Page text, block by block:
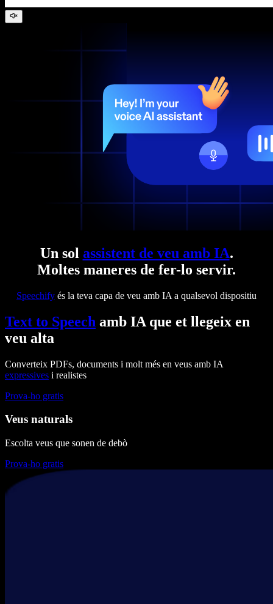
Un sol assistent de veu amb IA.
Moltes maneres de fer-lo servir.
Speechify és la teva capa de veu amb IA a qualsevol dispositiu
Text to Speech amb IA que et llegeix en
veu alta
Converteix PDFs, documents i molt més en veus amb IA
expressives i realistes
Prova-ho gratis
Veus naturals
Escolta veus que sonen de debò
Prova-ho gratis